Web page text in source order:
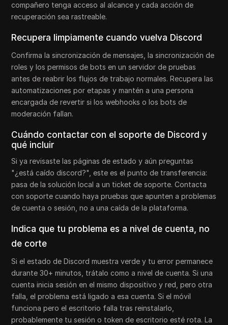
compañero tenga acceso al alcance y cada acción de
recuperación sea rastreable.
Recupera limpiamente cuando vuelva Discord
Confirma la sincronización de mensajes, la sincronización de
roles y los permisos de bots en un servidor de pruebas
antes de reabrir los flujos de trabajo normales. Recupera las
automatizaciones por etapas y mantén a una persona
encargada de revertir si los webhooks o los bots de
moderación fallan.
Cuándo contactar con el soporte de Discord y
qué incluir
Si ya revisaste las páginas de estado y aún preguntas
"¿está caído discord?", este es el punto de transferencia:
pasa de la solución local a un ticket de soporte. Contacta
con soporte cuando haya pruebas que apunten a problemas
de cuenta o sesión, no a una caída de la plataforma.
Indica que tu problema es a nivel de cuenta, no
de corte
Si el estado de Discord muestra verde y tu error permanece
durante 30+ minutos, trátalo como a nivel de cuenta. Si una
cuenta inicia sesión en el mismo dispositivo y red, pero otra
falla, el problema está ligado a esa cuenta. Si el móvil
funciona pero el escritorio falla tras reinstalarlo,
probablemente tu sesión o token de escritorio esté rota. La